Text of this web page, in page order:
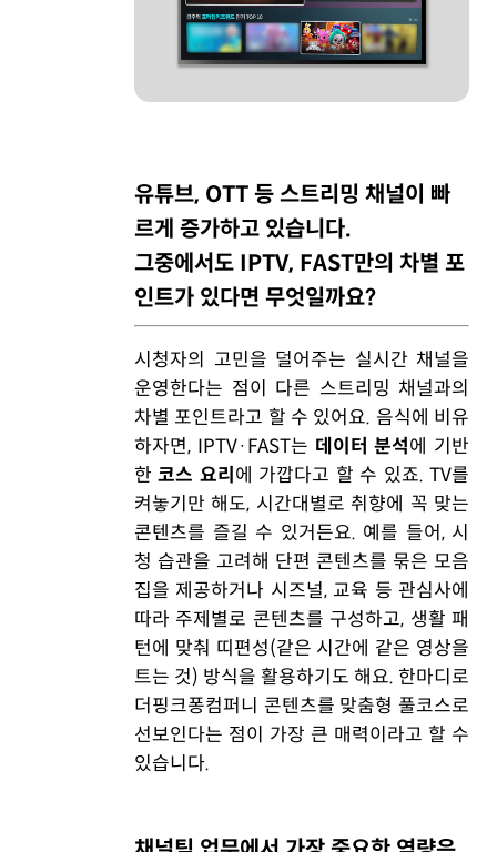
유튜브, OTT 등 스트리밍 채널이 빠
르게 증가하고 있습니다.
그중에서도 IPTV, FAST만의 차별 포
인트가 있다면 무엇일까요?
시청자의 고민을 덜어주는 실시간 채널을
운영한다는 점이 다른 스트리밍 채널과의
차별 포인트라고 할 수 있어요. 음식에 비유
하자면, IPTV·FAST는 데이터 분석에 기반
한코스 요리 에 가깝다고 할 수 있죠. TV를
켜놓기만 해도, 시간대별로 취향에 꼭 맞는
콘텐츠를 즐길 수 있거든요. 예를 들어, 시
청 습관을 고려해 단편 콘텐츠를 묶은 모음
집을 제공하거나 시즈널, 교육 등 관심사에
따라 주제별로 콘텐츠를 구성하고, 생활 패
턴에 맞춰 띠편성(같은 시간에 같은 영상을
트는 것) 방식을 활용하기도 해요. 한마디로
더핑크퐁컴퍼니 콘텐츠를 맞춤형 풀코스로
선보인다는 점이 가장 큰 매력이라고 할 수
있습니다.